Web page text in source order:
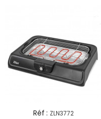
Réf : ZLN3772